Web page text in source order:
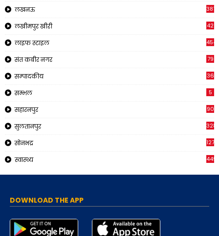
लखनऊ 3816
लखीमपुर खीरी 42
लाइफ स्टाइल 454
संत कबीर नगर 79
सम्पादकीय 36
सम्भल 5
सहारनपुर 90
सुलतानपुर 328
सोनभद्र 1270
स्वास्थ्य 449
DOWNLOAD THE APP